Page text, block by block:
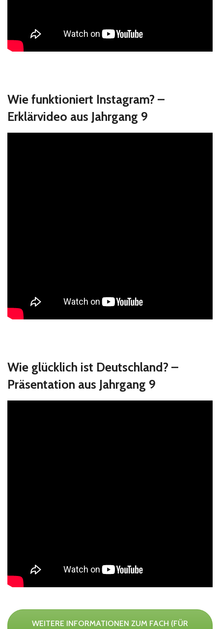
Wie funktioniert Instagram? –
Erklärvideo aus Jahrgang 9
Wie glücklich ist Deutschland? –
Präsentation aus Jahrgang 9
WEITERE INFORMATIONEN ZUM FACH (FÜR